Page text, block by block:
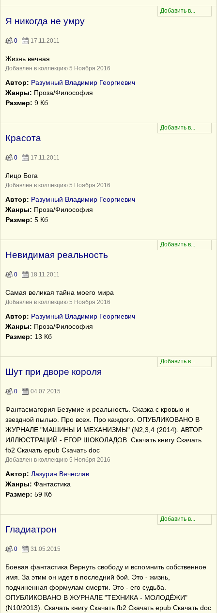
Я никогда не умру
0 17.11.2011
Жизнь вечная
Добавлен в коллекцию 5 Ноября 2016
Автор: Разумный Владимир Георгиевич
Жанры: Проза/Философия
Размер: 9 Кб
Красота
0 17.11.2011
Лицо Бога
Добавлен в коллекцию 5 Ноября 2016
Автор: Разумный Владимир Георгиевич
Жанры: Проза/Философия
Размер: 5 Кб
Невидимая реальность
0 18.11.2011
Самая великая тайна моего мира
Добавлен в коллекцию 5 Ноября 2016
Автор: Разумный Владимир Георгиевич
Жанры: Проза/Философия
Размер: 13 Кб
Шут при дворе короля
0 04.07.2015
Фантасмагория Безумие и реальность. Сказка с кровью и
звездной пылью. Про всех. Про каждого. ОПУБЛИКОВАНО В
ЖУРНАЛЕ "МАШИНЫ И МЕХАНИЗМЫ" (N2,3,4 (2014). АВТОР
ИЛЛЮСТРАЦИЙ - ЕГОР ШОКОЛАДОВ. Скачать книгу Скачать
fb2 Скачать epub Скачать doc
Добавлен в коллекцию 5 Ноября 2016
Автор: Лазурин Вячеслав
Жанры: Фантастика
Размер: 59 Кб
Гладиатрон
0 31.05.2015
Боевая фантастика Вернуть свободу и вспомнить собственное
имя. За этим он идет в последний бой. Это - жизнь,
подчиненная формулам смерти. Это - его судьба.
ОПУБЛИКОВАНО В ЖУРНАЛЕ "ТЕХНИКА - МОЛОДЁЖИ"
(N10/2013). Скачать книгу Скачать fb2 Скачать epub Скачать doc